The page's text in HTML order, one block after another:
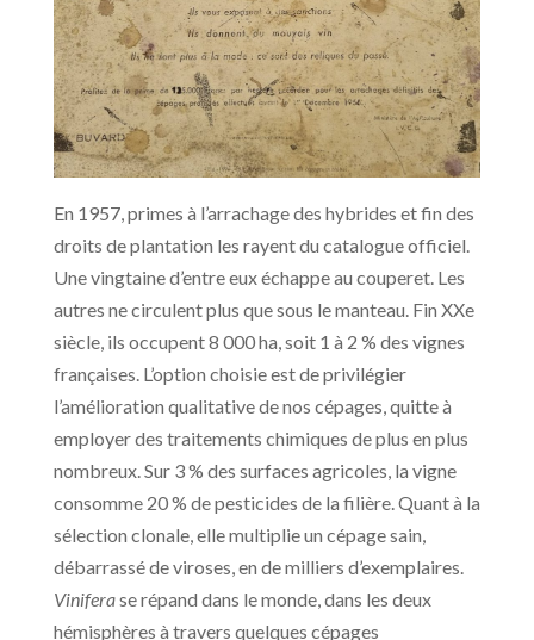
En 1957, primes à l’arrachage des hybrides et fin des
droits de plantation les rayent du catalogue officiel.
Une vingtaine d’entre eux échappe au couperet. Les
autres ne circulent plus que sous le manteau. Fin XXe
siècle, ils occupent 8 000 ha, soit 1 à 2 % des vignes
françaises. L’option choisie est de privilégier
l’amélioration qualitative de nos cépages, quitte à
employer des traitements chimiques de plus en plus
nombreux. Sur 3 % des surfaces agricoles, la vigne
consomme 20 % de pesticides de la filière. Quant à la
sélection clonale, elle multiplie un cépage sain,
débarrassé de viroses, en de milliers d’exemplaires.
Viniferase répand dans le monde, dans les deux
hémisphères à travers quelques cépages